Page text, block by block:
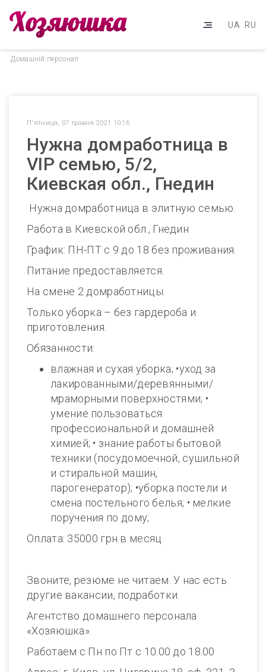
UA RU
Домашнiй персонал
П'ятниця, 07 травня 2021 10:16
Нужна домработница в
VIP семью, 5/2,
Киевская обл., Гнедин
Нужна домработница в элитную семью.
Работа в Киевской обл., Гнедин
График: ПН-ПТ с 9 до 18 без проживания.
Питание предоставляется.
На смене 2 домработницы.
Только уборка – без гардероба и
приготовления.
Обязанности:
влажная и сухая уборка; •уход за
лакированными/деревянными/
мраморными поверхностями; •
умение пользоваться
профессиональной и домашней
химией; • знание работы бытовой
техники (посудомоечной, сушильной
и стиральной машин,
парогенератор); •уборка постели и
смена постельного белья; • мелкие
поручения по дому;
Оплата: 35000 грн в месяц.
Звоните, резюме не читаем. У нас есть
другие вакансии, подработки.
Агентство домашнего персонала
«Хозяюшка».
Работаем с Пн по Пт с 10.00 до 18.00